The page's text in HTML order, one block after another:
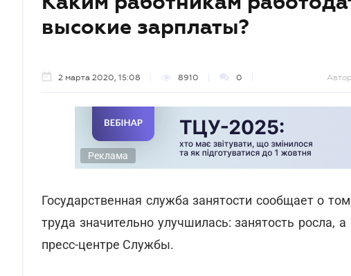
высокие зарплаты?
2 марта 2020, 15:08 8910 0
Реклама
Государственная служба занятости сообщает о
труда значительно улучшилась: занятость росла,
пресс-центре Службы.